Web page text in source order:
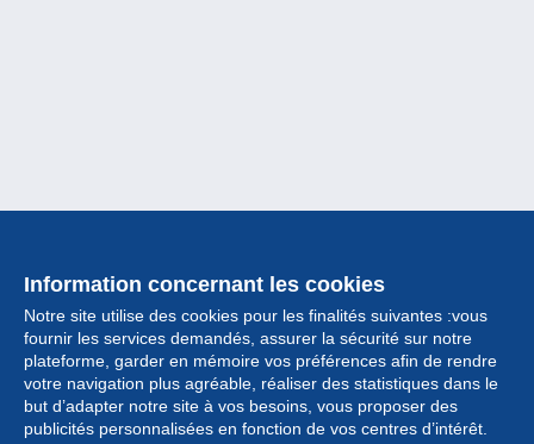
Information concernant les cookies
Notre site utilise des cookies pour les finalités suivantes :vous
fournir les services demandés, assurer la sécurité sur notre
plateforme, garder en mémoire vos préférences afin de rendre
votre navigation plus agréable, réaliser des statistiques dans le
but d’adapter notre site à vos besoins, vous proposer des
publicités personnalisées en fonction de vos centres d’intérêt.
Collection